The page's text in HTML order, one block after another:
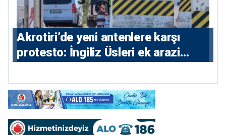
⁠Akrotiri’de yeni antenlere karşı
protesto: İngiliz Üsleri ek arazi